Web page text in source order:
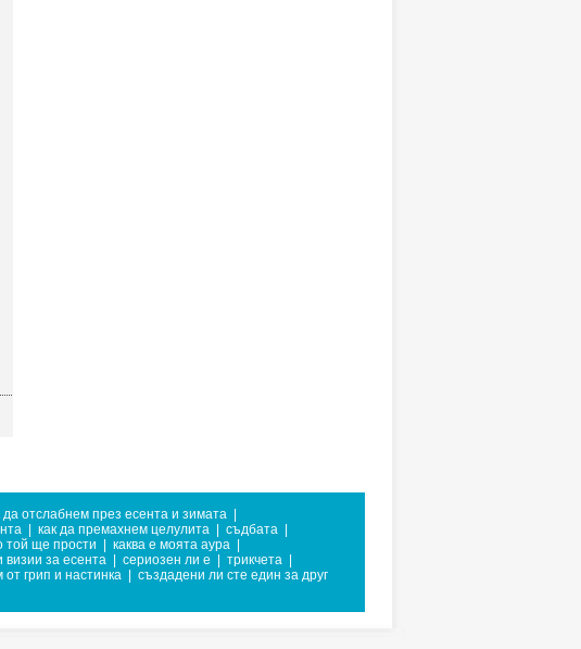
да отслабнем през есента и зимата
как да премахнем целулита съдбата
той ще прости каква е моята аура
визии за есента сериозен ли е трикчета
грип и настинка
създадени ли сте един за друг